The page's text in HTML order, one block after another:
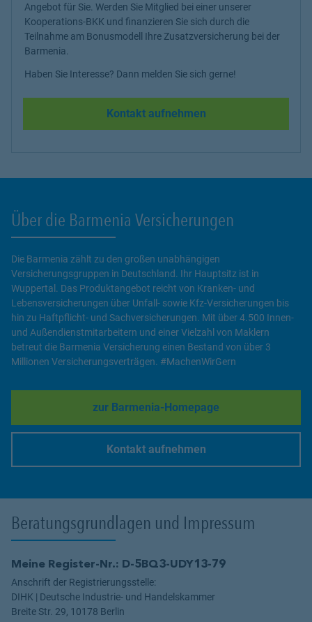
Angebot für Sie. Werden Sie Mitglied bei einer unserer
Kooperations-BKK und finanzieren Sie sich durch die
Teilnahme am Bonusmodell Ihre Zusatzversicherung bei der
Barmenia.
Haben Sie Interesse? Dann melden Sie sich gerne!
Kontakt aufnehmen
Über die Barmenia Versicherungen
Die Barmenia zählt zu den großen unabhängigen
Versicherungsgruppen in Deutschland. Ihr Hauptsitz ist in
Wuppertal. Das Produktangebot reicht von Kranken- und
Lebensversicherungen über Unfall- sowie Kfz-Versicherungen bis
hin zu Haftpflicht- und Sachversicherungen. Mit über 4.500 Innen-
und Außendienstmitarbeitern und einer Vielzahl von Maklern
betreut die Barmenia Versicherung einen Bestand von über 3
Millionen Versicherungsverträgen. #MachenWirGern
zur Barmenia-Homepage
Link Opens in New Tab
Kontakt aufnehmen
Beratungsgrundlagen und Impressum
Meine Register-Nr.: D-5BQ3-UDY13-79
Anschrift der Registrierungsstelle:
DIHK | Deutsche Industrie- und Handelskammer
Breite Str. 29, 10178 Berlin